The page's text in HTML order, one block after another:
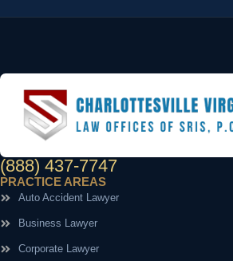
(888) 437-7747
PRACTICE AREAS
Auto Accident Lawyer
Business Lawyer
Corporate Lawyer